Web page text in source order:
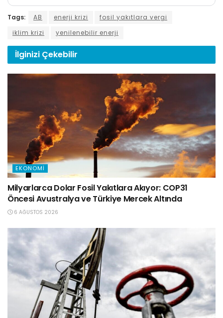
Tags: AB enerji krizi
fosil yakıtlara vergi
iklim krizi
yenilenebilir enerji
İlginizi Çekebilir
EKONOMI
Milyarlarca Dolar Fosil Yakıtlara Akıyor: COP31
Öncesi Avustralya ve Türkiye Mercek Altında
6 AĞUSTOS 2026